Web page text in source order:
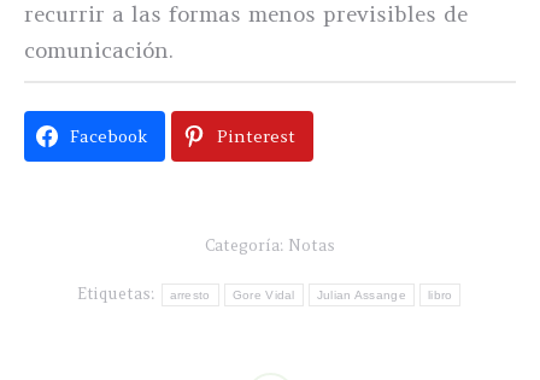
recurrir a las formas menos previsibles de
comunicación.
Facebook Pinterest
Categoría: Notas
Etiquetas: arresto Gore Vidal Julian Assange libro